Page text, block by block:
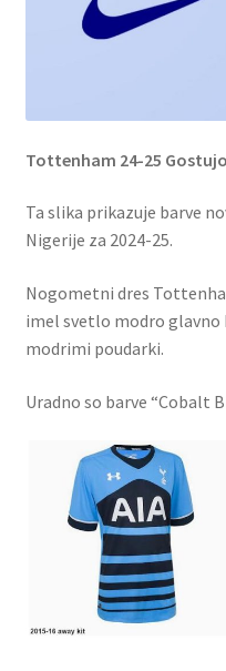
Tottenham 24-25
Ta slika prikazuje barve
Nigerije za 2024-25.
Nogometni dres
imel svetlo modro glavno
modrimi poudarki.
Uradno so barve “Cobalt